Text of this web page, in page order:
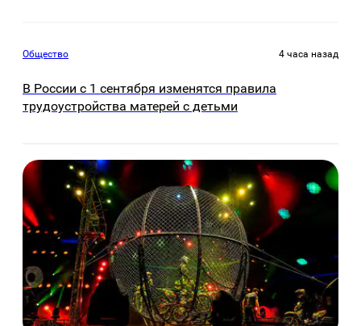
Общество 4 часа назад
В России с 1 сентября изменятся правила
трудоустройства матерей с детьми